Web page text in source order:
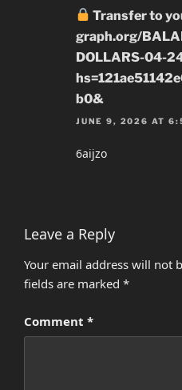
Transfer to
graph.org/
DOLLARS-04-
b0&
JUNE 9, 2026 AT
6aijzo
Leave a Reply
Your email address will not
fields are marked *
Comment *